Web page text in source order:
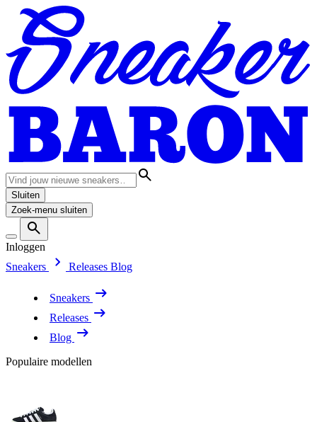
Sluiten
Zoek-menu sluiten
Inloggen
Sneakers
Releases Blog
Sneakers
Releases
Blog
Populaire modellen